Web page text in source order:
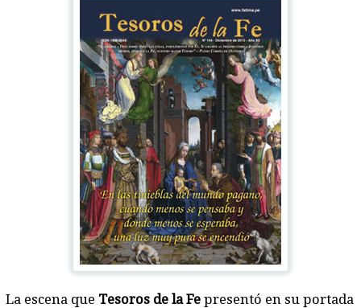
La escena que Tesoros de la Fe presentó en su portada